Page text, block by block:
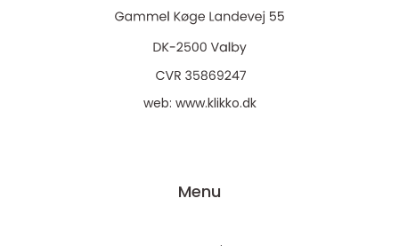
web: www.klikko.dk
Menu